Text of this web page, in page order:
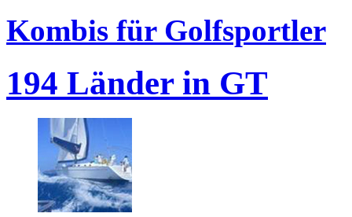
Kombis für Golfsportler
194 Länder in GT